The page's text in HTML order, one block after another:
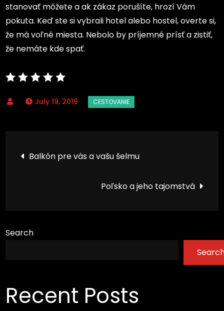
stanovať môžete a ak zákaz porušíte, hrozí Vám
pokuta. Keď ste si vybrali hotel alebo hostel, overte si,
že má voľné miesta. Nebolo by príjemné prísť a zistiť,
že nemáte kde spať.
July 19, 2019
Post
navigation
Balkón pre vás a vašu šelmu
Poľsko a jeho tajomstvá
Search
Recent Posts